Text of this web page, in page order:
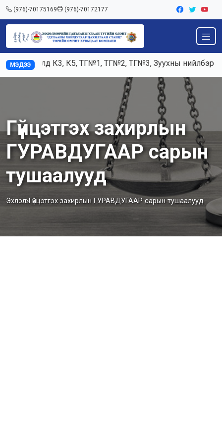
(976)-70175169 (976)-70172177
МЭДЭЭ
Ажилд К3, К5, ТГ№1, ТГ№2, ТГ№3, Зуухны нийлбэр
Гүйцэтгэх захирлын
ГУРАВДУГААР сарын
тушаалууд
Эхлэл Гүйцэтгэх захирлын ГУРАВДУГААР сарын тушаалууд